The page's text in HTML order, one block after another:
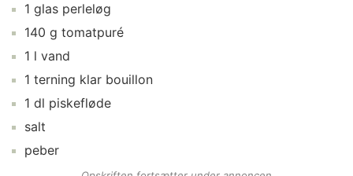
1 glas perleløg
140 g tomatpuré
1 l vand
1 terning klar bouillon
1 dl piskefløde
salt
peber